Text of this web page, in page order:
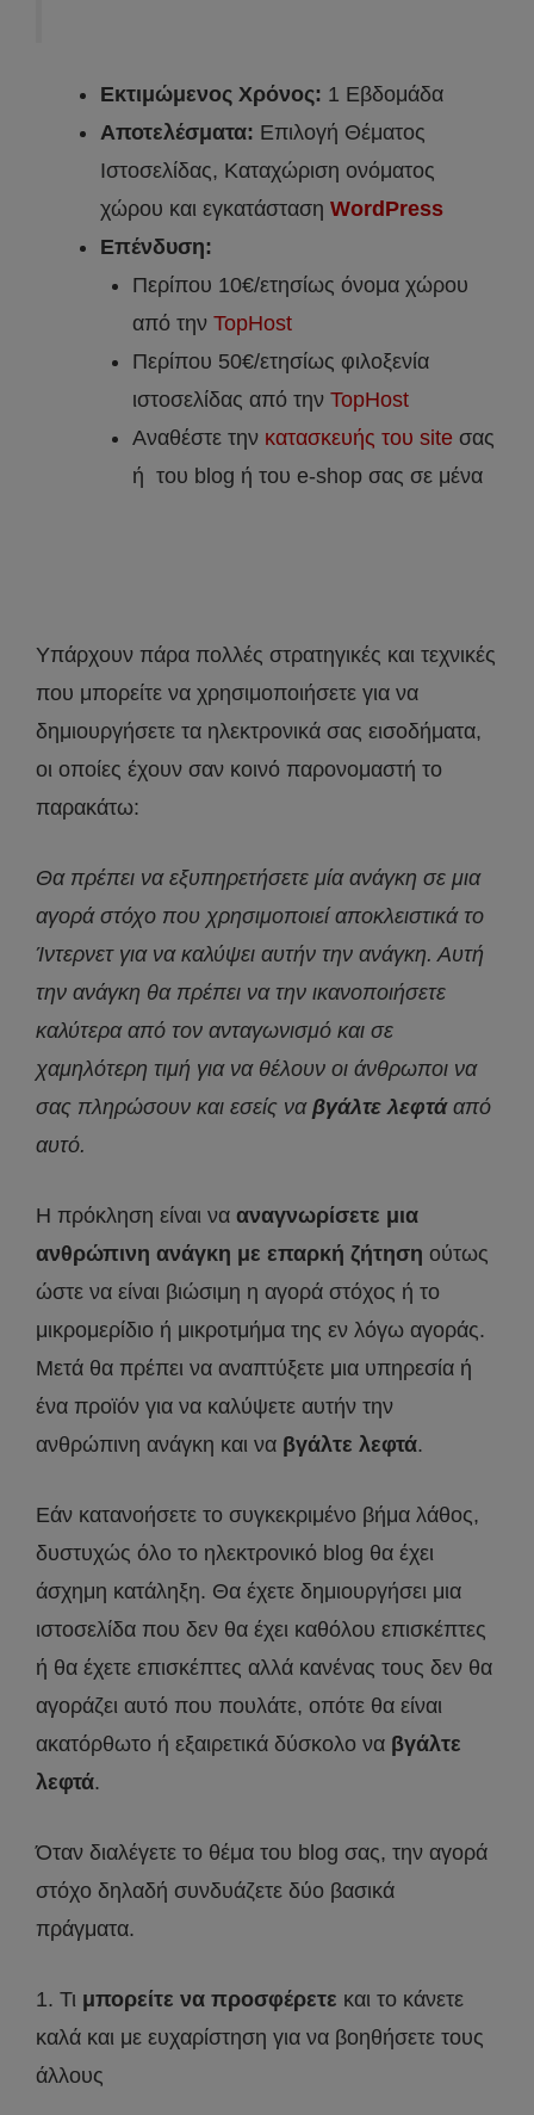
Εκτιμώμενος Χρόνος: 1 Εβδομάδα
Αποτελέσματα: Επιλογή Θέματος
Ιστοσελίδας, Καταχώριση ονόματος
χώρου και εγκατάσταση WordPress
Επένδυση:
Περίπου 10€/ετησίως όνομα χώρου
από την TopHost
Περίπου 50€/ετησίως φιλοξενία
ιστοσελίδας από την TopHost
Aναθέστε την κατασκευής του site σας
ή του blog ή του e-shop σας σε μένα
Υπάρχουν πάρα πολλές στρατηγικές και τεχνικές
που μπορείτε να χρησιμοποιήσετε για να
δημιουργήσετε τα ηλεκτρονικά σας εισοδήματα,
οι οποίες έχουν σαν κοινό παρονομαστή το
παρακάτω:
Θα πρέπει να εξυπηρετήσετε μία ανάγκη σε μια
αγορά στόχο που χρησιμοποιεί αποκλειστικά το
Ίντερνετ για να καλύψει αυτήν την ανάγκη. Αυτή
την ανάγκη θα πρέπει να την ικανοποιήσετε
καλύτερα από τον ανταγωνισμό και σε
χαμηλότερη τιμή για να θέλουν οι άνθρωποι να
σας πληρώσουν και εσείς να βγάλτε λεφτάαπό
αυτό.
Η πρόκληση είναι να αναγνωρίσετε μια
ανθρώπινη ανάγκη με επαρκή ζήτηση ούτως
ώστε να είναι βιώσιμη η αγορά στόχος ή το
μικρομερίδιο ή μικροτμήμα της εν λόγω αγοράς.
Μετά θα πρέπει να αναπτύξετε μια υπηρεσία ή
ένα προϊόν για να καλύψετε αυτήν την
ανθρώπινη ανάγκη και να βγάλτε λεφτά.
Εάν κατανοήσετε το συγκεκριμένο βήμα λάθος,
δυστυχώς όλο το ηλεκτρονικό blog θα έχει
άσχημη κατάληξη. Θα έχετε δημιουργήσει μια
ιστοσελίδα που δεν θα έχει καθόλου επισκέπτες
ή θα έχετε επισκέπτες αλλά κανένας τους δεν θα
αγοράζει αυτό που πουλάτε, οπότε θα είναι
ακατόρθωτο ή εξαιρετικά δύσκολο να βγάλτε
λεφτά.
Όταν διαλέγετε το θέμα του blog σας, την αγορά
στόχο δηλαδή συνδυάζετε δύο βασικά
πράγματα.
1. Τι μπορείτε να προσφέρετε και το κάνετε
καλά και με ευχαρίστηση για να βοηθήσετε τους
άλλους